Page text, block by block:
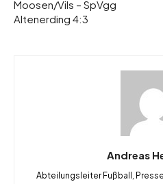
Moosen/Vils – SpVgg
Altenerding 4:3
Andreas
Abteilungsleiter Fußball,